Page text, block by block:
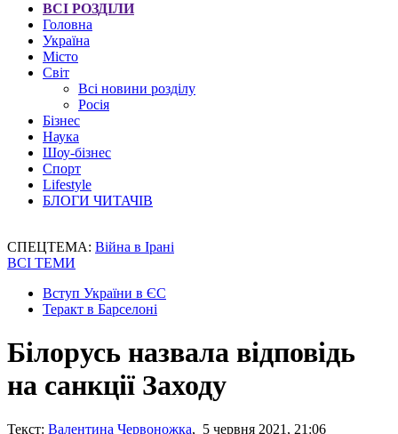
ВСІ РОЗДІЛИ
Головна
Україна
Місто
Світ
Всі новини розділу
Росія
Бізнес
Наука
Шоу-бізнес
Спорт
Lifestyle
БЛОГИ ЧИТАЧІВ
СПЕЦТЕМА: Війна в Ірані
ВСІ ТЕМИ
Вступ України в ЄС
Теракт в Барселоні
Білорусь назвала відповідь
на санкції Заходу
Текст: Валентина Червоножка, 5 червня 2021, 21:06